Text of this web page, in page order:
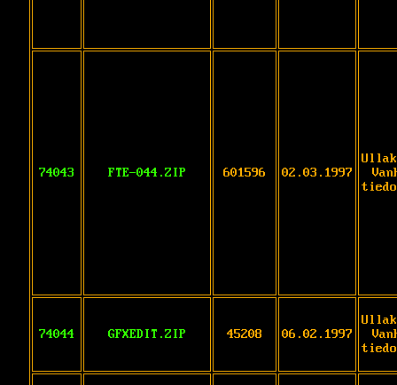
74043 FTE-044.ZIP 601596 02.03.1997
74044 GFXEDIT.ZIP 45208 06.02.1997